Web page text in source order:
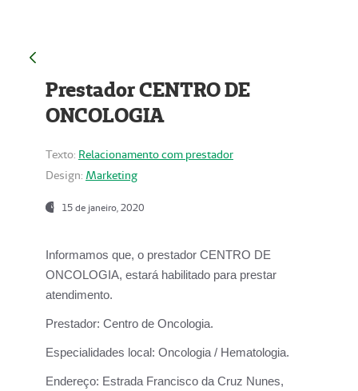
Prestador CENTRO DE
ONCOLOGIA
Texto: Relacionamento com prestador
Design: Marketing
15 de janeiro, 2020
Informamos que, o prestador CENTRO DE
ONCOLOGIA, estará habilitado para prestar
atendimento.
Prestador: Centro de Oncologia.
Especialidades local: Oncologia / Hematologia.
Endereço: Estrada Francisco da Cruz Nunes,